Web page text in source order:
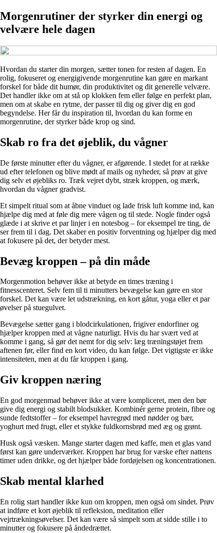
Morgenrutiner der styrker din energi og
velvære hele dagen
Hvordan du starter din morgen, sætter tonen for resten af dagen. En
rolig, fokuseret og energigivende morgenrutine kan gøre en markant
forskel for både dit humør, din produktivitet og dit generelle velvære.
Det handler ikke om at stå op klokken fem eller følge en perfekt plan,
men om at skabe en rytme, der passer til dig og giver dig en god
begyndelse. Her får du inspiration til, hvordan du kan forme en
morgenrutine, der styrker både krop og sind.
Skab ro fra det øjeblik, du vågner
De første minutter efter du vågner, er afgørende. I stedet for at række
ud efter telefonen og blive mødt af mails og nyheder, så prøv at give
dig selv et øjebliks ro. Træk vejret dybt, stræk kroppen, og mærk,
hvordan du vågner gradvist.
Et simpelt ritual som at åbne vinduet og lade frisk luft komme ind, kan
hjælpe dig med at føle dig mere vågen og til stede. Nogle finder også
glæde i at skrive et par linjer i en notesbog – for eksempel tre ting, de
ser frem til i dag. Det skaber en positiv forventning og hjælper dig med
at fokusere på det, der betyder mest.
Bevæg kroppen – på din måde
Morgenmotion behøver ikke at betyde en times træning i
fitnesscenteret. Selv fem til ti minutters bevægelse kan gøre en stor
forskel. Det kan være let udstrækning, en kort gåtur, yoga eller et par
øvelser på stuegulvet.
Bevægelse sætter gang i blodcirkulationen, frigiver endorfiner og
hjælper kroppen med at vågne naturligt. Hvis du har svært ved at
komme i gang, så gør det nemt for dig selv: læg træningstøjet frem
aftenen før, eller find en kort video, du kan følge. Det vigtigste er ikke
intensiteten, men at du får kroppen i gang.
Giv kroppen næring
En god morgenmad behøver ikke at være kompliceret, men den bør
give dig energi og stabilt blodsukker. Kombinér gerne protein, fibre og
sunde fedtstoffer – for eksempel havregrød med nødder og bær,
yoghurt med frugt, eller et stykke fuldkornsbrød med æg og grønt.
Husk også væsken. Mange starter dagen med kaffe, men et glas vand
først kan gøre underværker. Kroppen har brug for væske efter nattens
timer uden drikke, og det hjælper både fordøjelsen og koncentrationen.
Skab mental klarhed
En rolig start handler ikke kun om kroppen, men også om sindet. Prøv
at indføre et kort øjeblik til refleksion, meditation eller
vejrtrækningsøvelser. Det kan være så simpelt som at sidde stille i to
minutter og fokusere på åndedrættet.